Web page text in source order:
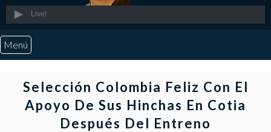
Live!
Menú
Quiénes Somos
Selección Colombia Feliz Con El
Apoyo De Sus Hinchas En Cotia
Después Del Entreno